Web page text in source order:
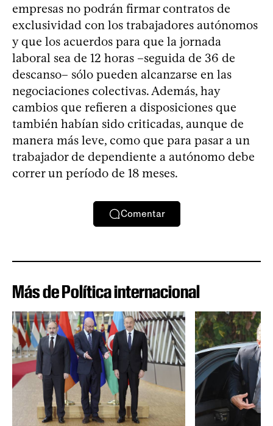
empresas no podrán firmar contratos de
exclusividad con los trabajadores autónomos
y que los acuerdos para que la jornada
laboral sea de 12 horas –seguida de 36 de
descanso– sólo pueden alcanzarse en las
negociaciones colectivas. Además, hay
cambios que refieren a disposiciones que
también habían sido criticadas, aunque de
manera más leve, como que para pasar a un
trabajador de dependiente a autónomo debe
correr un período de 18 meses.
Comentar
Más de Política internacional